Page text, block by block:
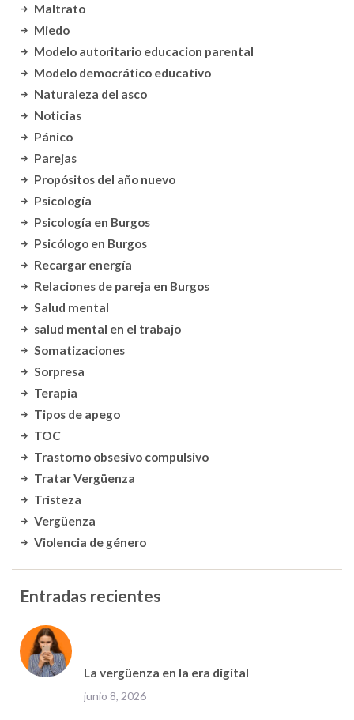
Maltrato
Miedo
Modelo autoritario educacion parental
Modelo democrático educativo
Naturaleza del asco
Noticias
Pánico
Parejas
Propósitos del año nuevo
Psicología
Psicología en Burgos
Psicólogo en Burgos
Recargar energía
Relaciones de pareja en Burgos
Salud mental
salud mental en el trabajo
Somatizaciones
Sorpresa
Terapia
Tipos de apego
TOC
Trastorno obsesivo compulsivo
Tratar Vergüenza
Tristeza
Vergüenza
Violencia de género
Entradas recientes
La vergüenza en la era digital
junio 8, 2026